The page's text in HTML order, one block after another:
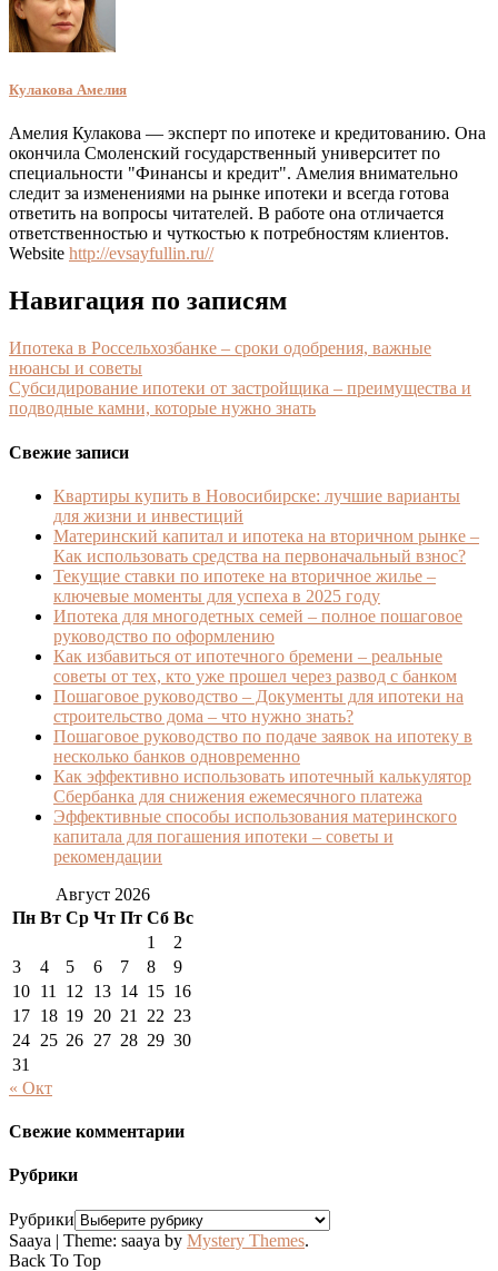
Кулакова Амелия
Амелия Кулакова — эксперт по ипотеке и кредитованию. Она
окончила Смоленский государственный университет по
специальности "Финансы и кредит". Амелия внимательно
следит за изменениями на рынке ипотеки и всегда готова
ответить на вопросы читателей. В работе она отличается
ответственностью и чуткостью к потребностям клиентов.
Website http://evsayfullin.ru//
Навигация по записям
Ипотека в Россельхозбанке – сроки одобрения, важные
нюансы и советы
Субсидирование ипотеки от застройщика – преимущества и
подводные камни, которые нужно знать
Свежие записи
Квартиры купить в Новосибирске: лучшие варианты
для жизни и инвестиций
Материнский капитал и ипотека на вторичном рынке –
Как использовать средства на первоначальный взнос?
Текущие ставки по ипотеке на вторичное жилье –
ключевые моменты для успеха в 2025 году
Ипотека для многодетных семей – полное пошаговое
руководство по оформлению
Как избавиться от ипотечного бремени – реальные
советы от тех, кто уже прошел через развод с банком
Пошаговое руководство – Документы для ипотеки на
строительство дома – что нужно знать?
Пошаговое руководство по подаче заявок на ипотеку в
несколько банков одновременно
Как эффективно использовать ипотечный калькулятор
Сбербанка для снижения ежемесячного платежа
Эффективные способы использования материнского
капитала для погашения ипотеки – советы и
рекомендации
Август 2026
Пн Вт Ср Чт Пт Сб Вс
1
2
3
4 5 6 7 8
9
10 11 12 13 14 15 16
17 18 19 20 21 22 23
24 25 26 27 28 29 30
31
« Окт
Свежие комментарии
Рубрики
Рубрики
Saaya | Theme: saaya by Mystery Themes.
Back To Top